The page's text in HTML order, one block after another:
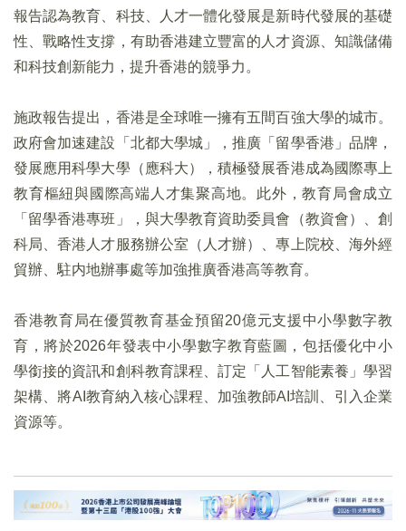
報告認為教育、科技、人才一體化發展是新時代發展的基礎
性、戰略性支撐，有助香港建立豐富的人才資源、知識儲備
和科技創新能力，提升香港的競爭力。
施政報告提出，香港是全球唯一擁有五間百強大學的城市。
政府會加速建設「北都大學城」，推廣「留學香港」品牌，
發展應用科學大學（應科大），積極發展香港成為國際專上
教育樞紐與國際高端人才集聚高地。此外，教育局會成立
「留學香港專班」，與大學教育資助委員會（教資會）、創
科局、香港人才服務辦公室（人才辦）、專上院校、海外經
貿辦、駐内地辦事處等加強推廣香港高等教育。
香港教育局在優質教育基金預留20億元支援中小學數字教
育，將於2026年發表中小學數字教育藍圖，包括優化中小
學銜接的資訊和創科教育課程、訂定「人工智能素養」學習
架構、將AI教育納入核心課程、加強教師AI培訓、引入企業
資源等。